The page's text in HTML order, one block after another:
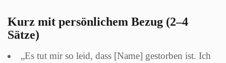
Kurz mit persönlichem Bezug (2–4
Sätze)
„Es tut mir so leid, dass [Name] gestorben ist. Ich